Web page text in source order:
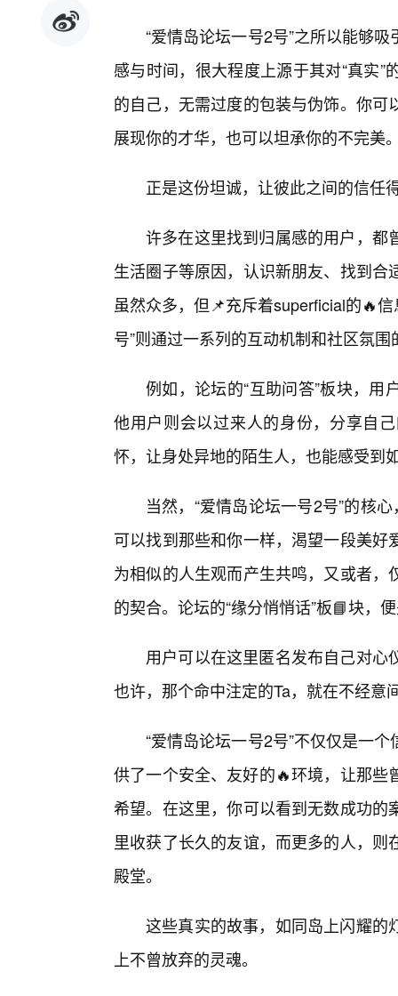
“爱情岛论坛一号2号”之所以能够
感与时间，很大程度上源于其对“真实
的自己，无需过度的包装与伪饰。你
展现你的才华，也可以坦承你的不完美
正是这份坦诚，让彼此之间的信任
许多在这里找到归属感的用户，都
生活圈子等原因，认识新朋友、找到
虽然众多，但📌充斥着superficial的🔥
号”则通过一系列的互动机制和社区氛
例如，论坛的“互助问答”板块，
他用户则会以过来人的身份，分享自
怀，让身处异地的陌生人，也能感受到
当然，“爱情岛论坛一号2号”的核
可以找到那些和你一样，渴望一段美
为相似的人生观而产生共鸣，又或者
的契合。论坛的“缘分悄悄话”板📘块，
用户可以在这里匿名发布自己对
也许，那个命中注定的Ta，就在不经意
“爱情岛论坛一号2号”不仅仅是一
供了一个安全、友好的🔥环境，让那
希望。在这里，你可以看到无数成功
里收获了长久的友谊，而更多的人，
殿堂。
这些真实的故事，如同岛上闪耀的
上不曾放弃的灵魂。